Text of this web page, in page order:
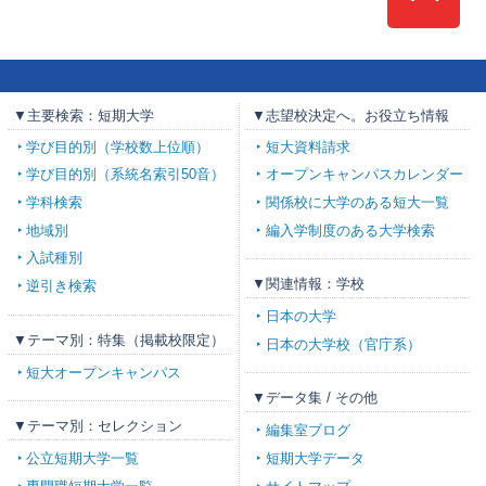
▼主要検索：短期大学
学び目的別（学校数上位順）
学び目的別（系統名索引50音）
学科検索
地域別
入試種別
逆引き検索
▼テーマ別：特集（掲載校限定）
短大オープンキャンパス
▼テーマ別：セレクション
公立短期大学一覧
▼志望校決定へ。お役立ち情報
短大資料請求
オープンキャンパスカレンダー
関係校に大学のある短大一覧
編入学制度のある大学検索
▼関連情報：学校
日本の大学
日本の大学校（官庁系）
▼データ集 / その他
編集室ブログ
短期大学データ